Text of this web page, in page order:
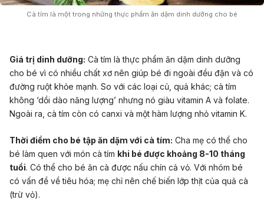
Cà tím là một trong những thực phẩm ăn dặm dinh dưỡng cho bé
Giá trị dinh dưỡng: Cà tím là thực phẩm ăn dặm dinh dưỡng
cho bé vì có nhiều chất xơ nên giúp bé đi ngoài đều đặn và có
đường ruột khỏe mạnh. So với các loại củ, quả khác; cà tím
không ‘dồi dào năng lượng’ nhưng nó giàu vitamin A và folate.
Ngoài ra, cà tím còn có canxi và một hàm lượng nhỏ vitamin K.
Thời điểm cho bé tập ăn dặm với cà tím: Cha mẹ có thể cho
bé làm quen với món cà tím khi bé được khoảng 8-10 tháng
tuổi. Có thể cho bé ăn cà được nấu chín cả vỏ. Với nhóm bé
có vấn đề về tiêu hóa; mẹ chỉ nên chế biến lớp thịt của quả cà
(trừ vỏ).